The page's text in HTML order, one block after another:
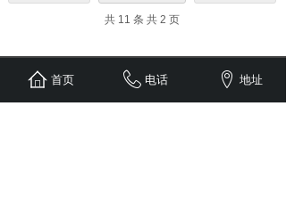
共 11 条 共 2 页
联系我们
首页 电话 地址